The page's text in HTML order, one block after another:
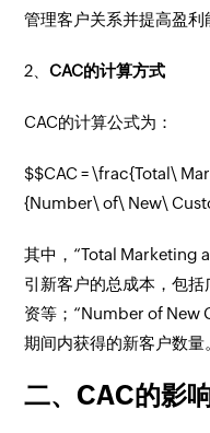
管理客户关系并提高盈利
2、CAC的计算方式
CAC的计算公式为：
$$CAC = \frac{Total\
{Number\ of\ New\
其中，“Total Marketing
引新客户的总成本，包
资等；“Number of New
期间内获得的新客户数量
二、CAC的影